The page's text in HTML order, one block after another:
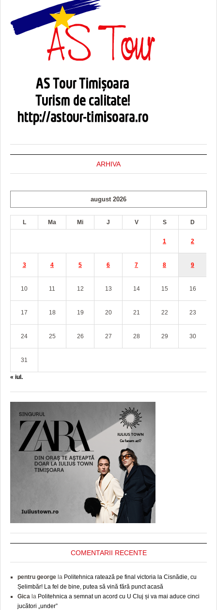
ARHIVA
august 2026
L Ma Mi J V S D
1 2
3 4 5 6 7 8 9
10 11 12 13 14 15 16
17 18 19 20 21 22 23
24 25 26 27 28 29 30
31
« iul.
COMENTARII RECENTE
pentru george la Politehnica ratează pe final victoria la Cisnădie, cu
Șelimbăr! La fel de bine, putea să vină fără punct acasă
Gica la Politehnica a semnat un acord cu U Cluj și va mai aduce cinci
jucători „under”